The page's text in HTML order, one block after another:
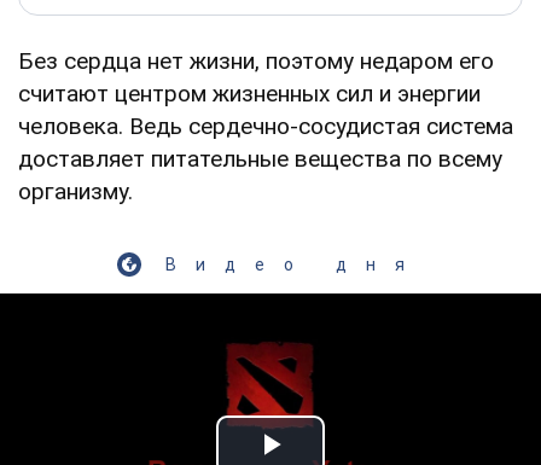
Без сердца нет жизни, поэтому недаром его
считают центром жизненных сил и энергии
человека. Ведь сердечно-сосудистая система
доставляет питательные вещества по всему
организму.
Видео дня